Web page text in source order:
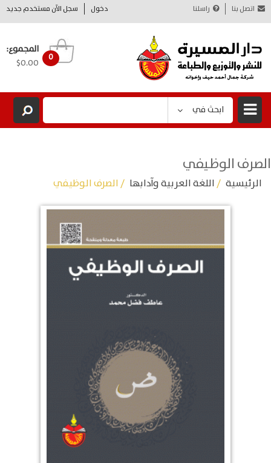
دخول سجل الآن مستخدم جديد اتصل بنا راسلنا
0
المجموع:
$0.00
ابحث في
الصرف الوظيفي
الرئيسية /اللغة العربية وآدابها / الصرف الوظيفي